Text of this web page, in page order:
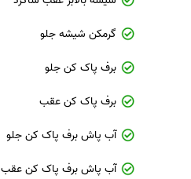
گرمکن شیشه جلو
برف پاک کن جلو
برف پاک کن عقب
آب پاش برف پاک کن جلو
آب پاش برف پاک کن عقب